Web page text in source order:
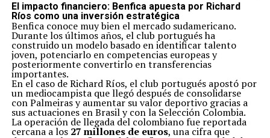
El impacto financiero: Benfica apuesta por Richard
Ríos como una inversión estratégica
Benfica conoce muy bien el mercado sudamericano.
Durante los últimos años, el club portugués ha
construido un modelo basado en identificar talento
joven, potenciarlo en competencias europeas y
posteriormente convertirlo en transferencias
importantes.
En el caso de Richard Ríos, el club portugués apostó por
un mediocampista que llegó después de consolidarse
con Palmeiras y aumentar su valor deportivo gracias a
sus actuaciones en Brasil y con la Selección Colombia.
La operación de llegada del colombiano fue reportada
cercana a los 27 millones de euros, una cifra que